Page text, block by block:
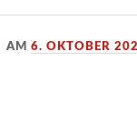
AM6. OKTOBER